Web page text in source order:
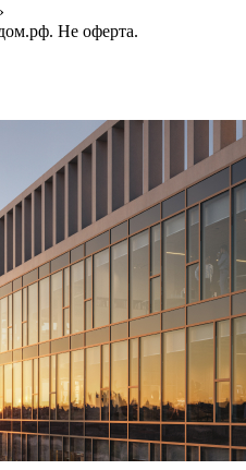
Не оферта.